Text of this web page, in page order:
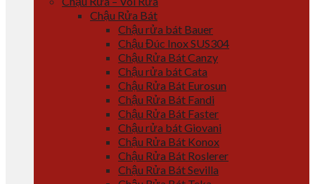
Chậu Rửa Bát
Chậu rửa bát Bauer
Chậu Đúc Inox SUS304
Chậu Rửa Bát Canzy
Chậu rửa bát Cata
Chậu Rửa Bát Eurosun
Chậu Rửa Bát Fandi
Chậu Rửa Bát Faster
Chậu rửa bát Giovani
Chậu Rửa Bát Konox
Chậu Rửa Bát Roslerer
Chậu Rửa Bát Sevilla